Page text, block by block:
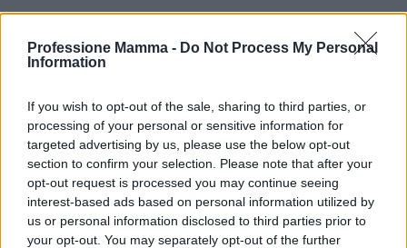
Professione Mamma - Do Not Process My Personal
Information
If you wish to opt-out of the sale, sharing to third parties, or
processing of your personal or sensitive information for
targeted advertising by us, please use the below opt-out
section to confirm your selection. Please note that after your
opt-out request is processed you may continue seeing
interest-based ads based on personal information utilized by
us or personal information disclosed to third parties prior to
your opt-out. You may separately opt-out of the further
Continua a leggere
NEWS E ATTUALITÀ